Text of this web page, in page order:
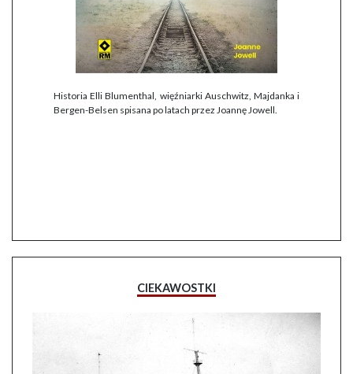
Historia Elli Blumenthal, więźniarki Auschwitz, Majdanka i
Bergen-Belsen spisana po latach przez Joannę Jowell.
CIEKAWOSTKI